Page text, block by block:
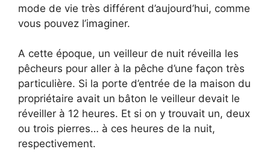
mode de vie très différent d’aujourd’hui, comme
vous pouvez l’imaginer.
A cette époque, un veilleur de nuit réveilla les
pêcheurs pour aller à la pêche d’une façon très
particulière. Si la porte d’entrée de la maison du
propriétaire avait un bâton le veilleur devait le
réveiller à 12 heures. Et si on y trouvait un, deux
ou trois pierres… à ces heures de la nuit,
respectivement.